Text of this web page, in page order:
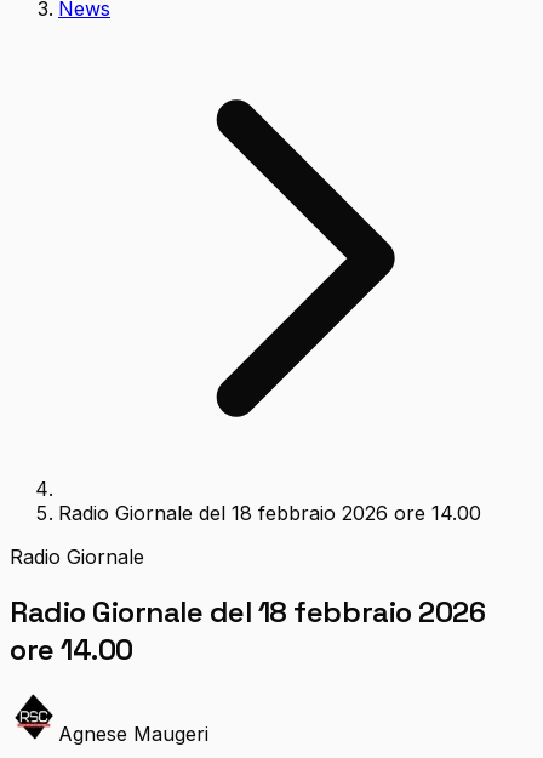
News
Radio Giornale del 18 febbraio 2026 ore 14.00
Radio Giornale
Radio Giornale del 18 febbraio 2026
ore 14.00
Agnese Maugeri